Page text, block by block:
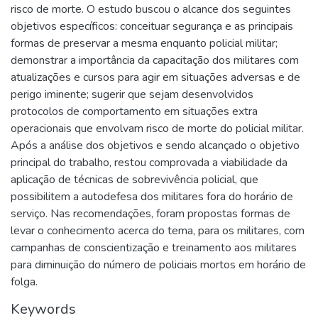
risco de morte. O estudo buscou o alcance dos seguintes
objetivos específicos: conceituar segurança e as principais
formas de preservar a mesma enquanto policial militar;
demonstrar a importância da capacitação dos militares com
atualizações e cursos para agir em situações adversas e de
perigo iminente; sugerir que sejam desenvolvidos
protocolos de comportamento em situações extra
operacionais que envolvam risco de morte do policial militar.
Após a análise dos objetivos e sendo alcançado o objetivo
principal do trabalho, restou comprovada a viabilidade da
aplicação de técnicas de sobrevivência policial, que
possibilitem a autodefesa dos militares fora do horário de
serviço. Nas recomendações, foram propostas formas de
levar o conhecimento acerca do tema, para os militares, com
campanhas de conscientização e treinamento aos militares
para diminuição do número de policiais mortos em horário de
folga.
Keywords